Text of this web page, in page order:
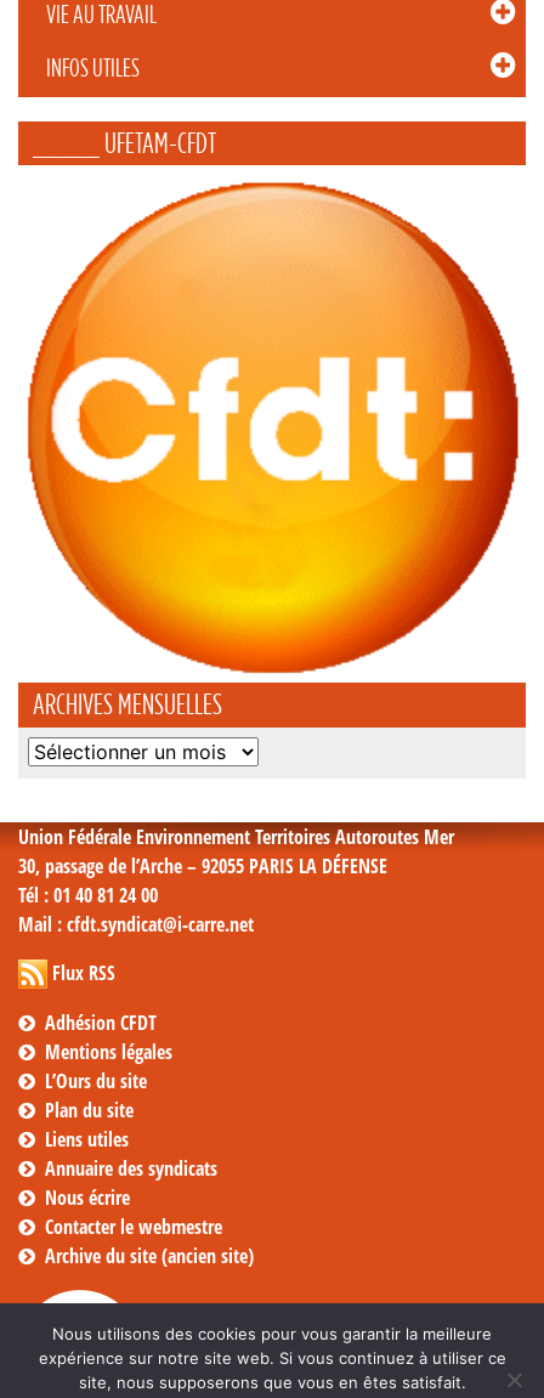
VIE AU TRAVAIL
INFOS UTILES
_____ UFETAM-CFDT
ARCHIVES MENSUELLES
Archives
Union Fédérale Environnement Territoires Autoroutes Mer
30, passage de l’Arche – 92055 PARIS LA DÉFENSE
Tél : 01 40 81 24 00
Mail : cfdt.syndicat@i-carre.net
Flux RSS
Adhésion CFDT
Mentions légales
L’Ours du site
Plan du site
Liens utiles
Annuaire des syndicats
Nous écrire
Contacter le webmestre
Archive du site (ancien site)
Nous utilisons des cookies pour vous garantir la meilleure
expérience sur notre site web. Si vous continuez à utiliser ce
site, nous supposerons que vous en êtes satisfait.